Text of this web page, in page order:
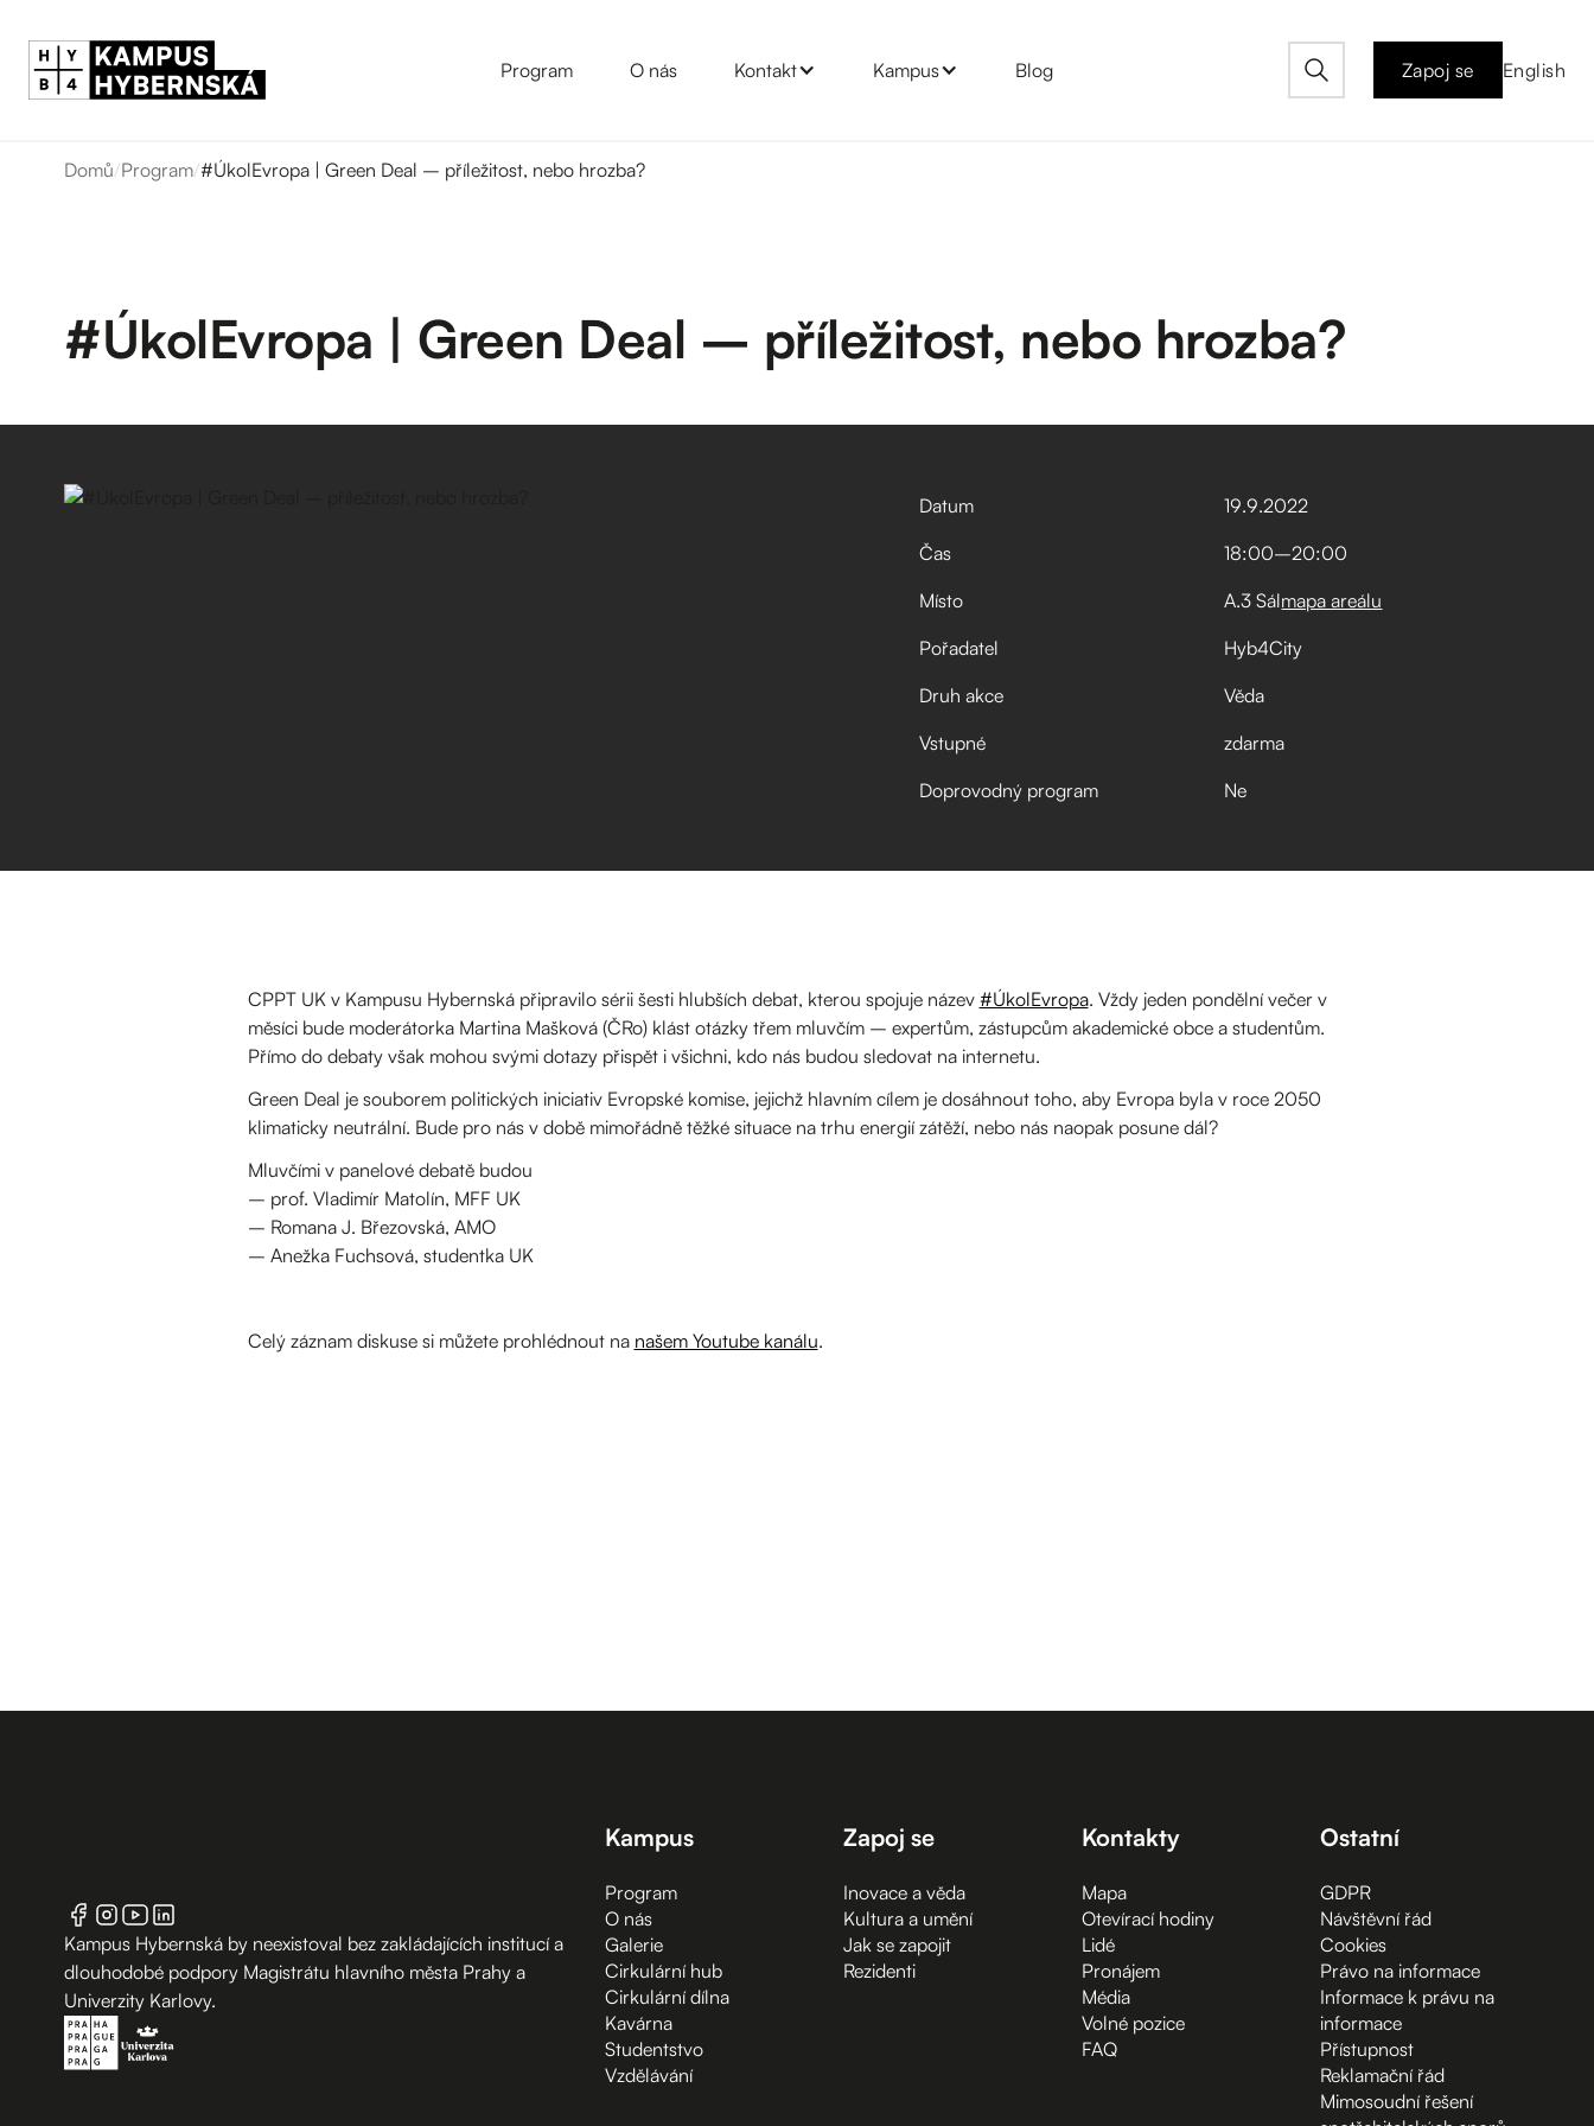
Program O nás Kontakt Kampus Blog Zapoj se English
Domů/Program/#ÚkolEvropa | Green Deal – příležitost, nebo hrozba?
#ÚkolEvropa | Green Deal – příležitost, nebo hrozba?
Datum 19.9.2022
Čas
18:00–⁠20:00
Místo
A.3 Sálmapa areálu
Pořadatel
Hyb4City
Druh akce
Věda
Vstupné
zdarma
Doprovodný program
Ne
CPPT UK v Kampusu Hybernská připravilo sérii šesti hlubších debat, kterou spojuje název #ÚkolEvropa. Vždy jeden pondělní večer v
měsíci bude moderátorka Martina Mašková (ČRo) klást otázky třem mluvčím – expertům, zástupcům akademické obce a studentům.
Přímo do debaty však mohou svými dotazy přispět i všichni, kdo nás budou sledovat na internetu.
Green Deal je souborem politických iniciativ Evropské komise, jejichž hlavním cílem je dosáhnout toho, aby Evropa byla v roce 2050
klimaticky neutrální. Bude pro nás v době mimořádně těžké situace na trhu energií zátěží, nebo nás naopak posune dál?
Mluvčími v panelové debatě budou
– prof. Vladimír Matolín, ​MFF UK
– Romana J. Březovská, AMO
– Anežka Fuchsová, studentka UK
Celý záznam diskuse si můžete prohlédnout na našem Youtube kanálu.
Kampus Hybernská by neexistoval bez zakládajících institucí a
dlouhodobé podpory Magistrátu hlavního města Prahy a
Univerzity Karlovy.
Kampus
Program
O nás
Galerie
Cirkulární hub
Cirkulární dílna
Kavárna
Studentstvo
Vzdělávání
Zapoj se
Inovace a věda
Kultura a umění
Jak se zapojit
Rezidenti
Kontakty
Mapa
Otevírací hodiny
Lidé
Pronájem
Média
Volné pozice
FAQ
Ostatní
GDPR
Návštěvní řád
Cookies
Právo na informace
Informace k právu na
informace
Přístupnost
Reklamační řád
Mimosoudní řešení